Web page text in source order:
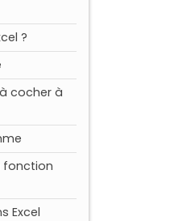
?
cocher à
fonction
Excel